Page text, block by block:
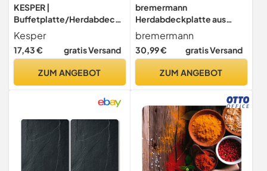
KESPER |
Buffetplatte/Herdabdeckp
latte mit Einbrand, Material:
Bambus, Maße: 56 x 50 x 4
cm, Holzstärke: 1,6 cm,
Kesper
17,43 € gratis Versand
ZUM ANGEBOT
bremermann
Herdabdeckplatte aus
Sicherheitsglas, ca. 55,7 x
50 x 0,5 cm (B/T/H)
(transparent)
bremermann
30,99 € gratis Versand
ZUM ANGEBOT